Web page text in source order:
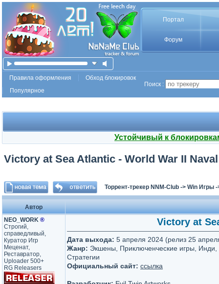
Портал
Форум
Правила оформления
Обход блокировок
Популярное
Поиск :
Устойчивый к
Victory at Sea Atlantic - World War II
Торрент-трекер NNM-Club -> Win Игры
Автор
NEO_WORK ®
Строгий,
справедливый,
Куратор Игр
Меценат,
Реставратор,
Uploader 500+
RG Releasers
Victory at
Дата выхода: 5 апреля 2024 (релиз 25
Жанр: Экшены, Приключенческие игры,
Стратегии
Официальный сайт: ссылка